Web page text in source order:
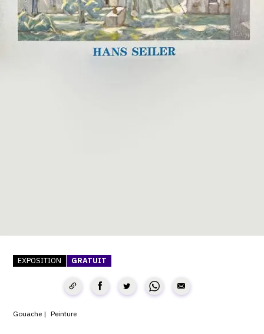
SERVICES
CRÉER SON CATALOGUE RAISONNÉ
L'ÉQUIPE OAM
À PROPOS D'OAM
CONTACT
EXPOSITION GRATUIT
Gouache Peinture